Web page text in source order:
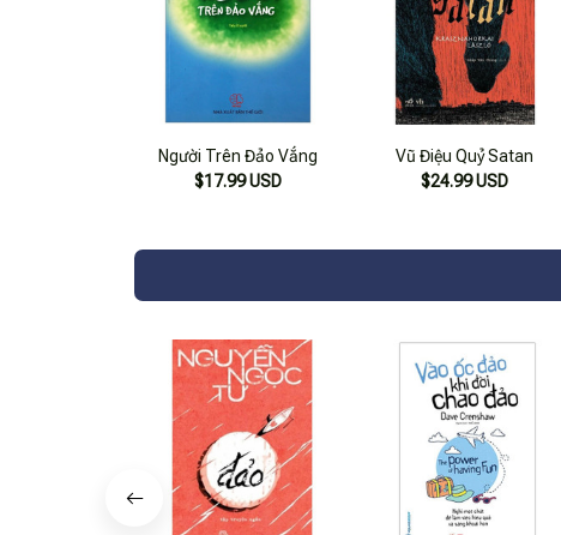
Người Trên Đảo Vắng
$17.99 USD
Vũ Điệu Quỷ Satan
$24.99 USD